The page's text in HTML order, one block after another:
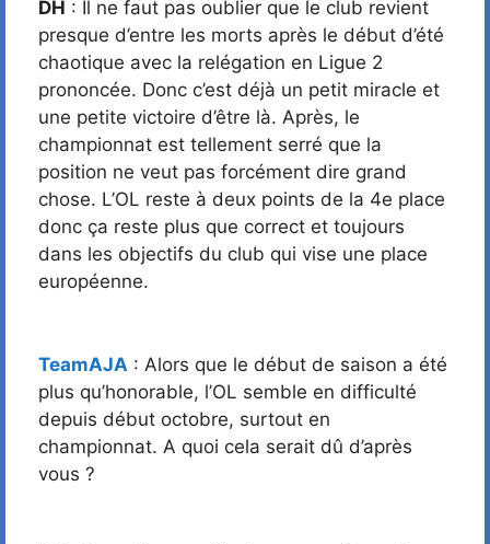
DH : Il ne faut pas oublier que le club revient
presque d’entre les morts après le début d’été
chaotique avec la relégation en Ligue 2
prononcée. Donc c’est déjà un petit miracle et
une petite victoire d’être là. Après, le
championnat est tellement serré que la
position ne veut pas forcément dire grand
chose. L’OL reste à deux points de la 4e place
donc ça reste plus que correct et toujours
dans les objectifs du club qui vise une place
européenne.
TeamAJA : Alors que le début de saison a été
plus qu’honorable, l’OL semble en difficulté
depuis début octobre, surtout en
championnat. A quoi cela serait dû d’après
vous ?